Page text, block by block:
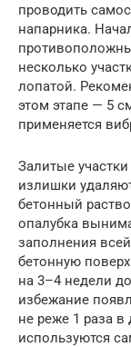
проводить
напарника.
несколько
лопатой.
этом этапе — 5
применяется
Залитые
излишки
бетонный
опалубка
заполнения
бетонную
на 3–4 недели
избежание
не реже 1 раза
используются